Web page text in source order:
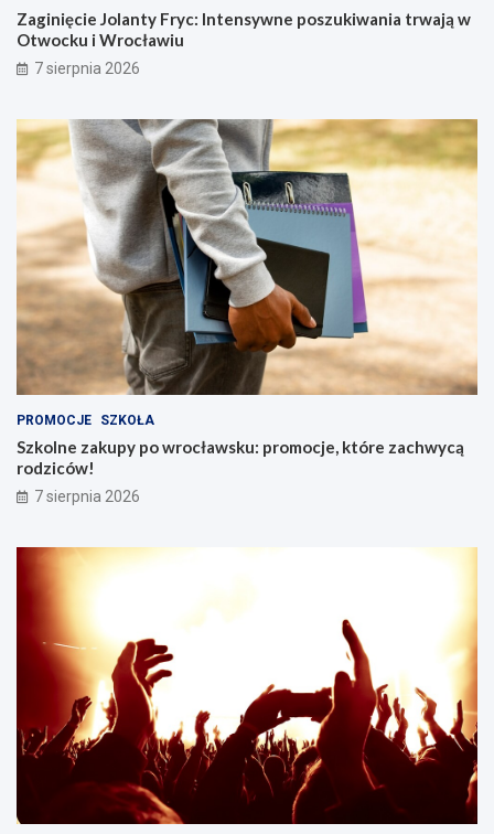
Zaginięcie Jolanty Fryc: Intensywne poszukiwania trwają w
Otwocku i Wrocławiu
7 sierpnia 2026
PROMOCJE SZKOŁA
Szkolne zakupy po wrocławsku: promocje, które zachwycą
rodziców!
7 sierpnia 2026